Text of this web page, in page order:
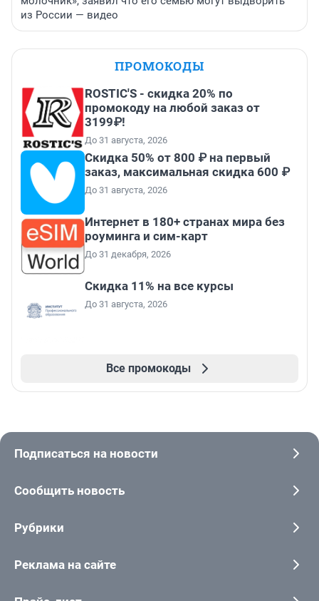
из России — видео
ПРОМОКОДЫ
ROSTIC'S - скидка 20% по
промокоду на любой заказ от
3199₽!
До 31 августа, 2026
Скидка 50% от 800 ₽ на первый
заказ, максимальная скидка 600 ₽
До 31 августа, 2026
Интернет в 180+ странах мира без
роуминга и сим-карт
До 31 декабря, 2026
Скидка 11% на все курсы
До 31 августа, 2026
Все промокоды
Подписаться на новости
Сообщить новость
Рубрики
Реклама на сайте